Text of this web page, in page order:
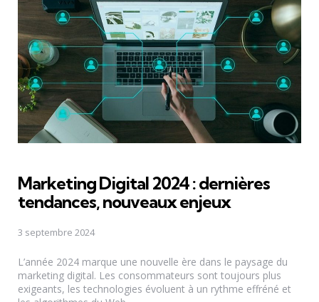
Marketing Digital 2024 : dernières
tendances, nouveaux enjeux
3 septembre 2024
L’année 2024 marque une nouvelle ère dans le paysage du
marketing digital. Les consommateurs sont toujours plus
exigeants, les technologies évoluent à un rythme effréné et